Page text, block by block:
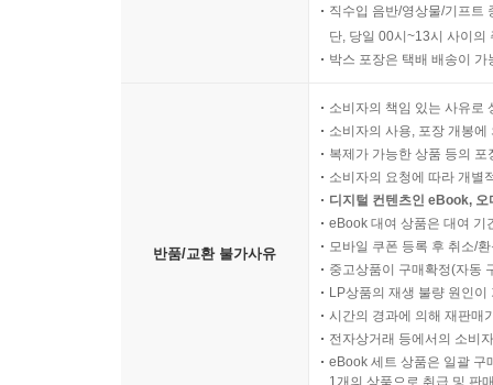
직수입 음반/영상물/기프트
단, 당일 00시~13시 사이의
박스 포장은 택배 배송이
반품/교환 불가사유
소비자의 책임 있는 사유로
소비자의 사용, 포장 개봉
복제가 가능한 상품 등의
소비자의 요청에 따라 개별
디지털 컨텐츠인 eBook,
eBook 대여 상품은 대여 기
모바일 쿠폰 등록 후 취소/
중고상품이 구매확정(자동
LP상품의 재생 불량 원인
시간의 경과에 의해 재판매
전자상거래 등에서의 소비
eBook 세트 상품은 일괄 구
1개의 상품으로 취급 및 판